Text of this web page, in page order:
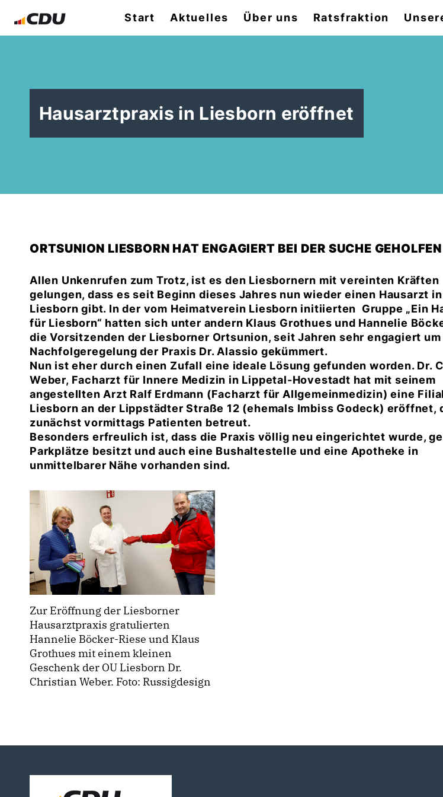
Start Aktuelles Über uns Ratsfraktion
Hausarztpraxis in Liesborn eröffnet
ORTSUNION LIESBORN HAT ENGAGIERT BEI DER SUCHE GEHOLFEN
Allen Unkenrufen zum Trotz, ist es den Liesbornern mit vereinten Kräften
gelungen, dass es seit Beginn dieses Jahres nun wieder einen Hausarzt in
Liesborn gibt. In der vom Heimatverein Liesborn initiierten Gruppe „Ein
für Liesborn“ hatten sich unter andern Klaus Grothues und Hannelie
die Vorsitzenden der Liesborner Ortsunion, seit Jahren sehr engagiert um
Nachfolgeregelung der Praxis Dr. Alassio gekümmert.
Nun ist eher durch einen Zufall eine ideale Lösung gefunden worden. Dr.
Weber, Facharzt für Innere Medizin in Lippetal-Hovestadt hat mit seinem
angestellten Arzt Ralf Erdmann (Facharzt für Allgemeinmedizin) eine
Liesborn an der Lippstädter Straße 12 (ehemals Imbiss Godeck) eröffnet,
zunächst vormittags Patienten betreut.
Besonders erfreulich ist, dass die Praxis völlig neu eingerichtet wurde,
Parkplätze besitzt und auch eine Bushaltestelle und eine Apotheke in
unmittelbarer Nähe vorhanden sind.
Zur Eröffnung der Liesborner
Hausarztpraxis gratulierten
Hannelie Böcker-Riese und Klaus
Grothues mit einem kleinen
Geschenk der OU Liesborn Dr.
Christian Weber. Foto: Russigdesign